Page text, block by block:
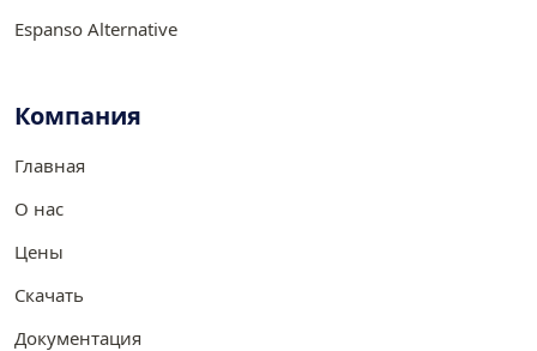
Espanso Alternative
Компания
Главная
О нас
Цены
Скачать
Документация